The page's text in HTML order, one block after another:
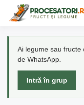
Ai legume sau
de WhatsApp.
Intră în grup